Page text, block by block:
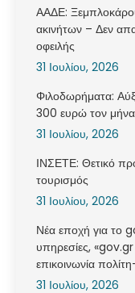
ΑΑΔΕ:
ακινήτων – Δεν
οφειλής
31 Ιουλίου, 2026
Φιλοδωρήματα:
300 ευρώ τον
31 Ιουλίου, 2026
ΙΝΣΕΤΕ: Θετικό
τουρισμός
31 Ιουλίου, 2026
Νέα εποχή για το
υπηρεσίες,
επικοινωνία
31 Ιουλίου, 2026